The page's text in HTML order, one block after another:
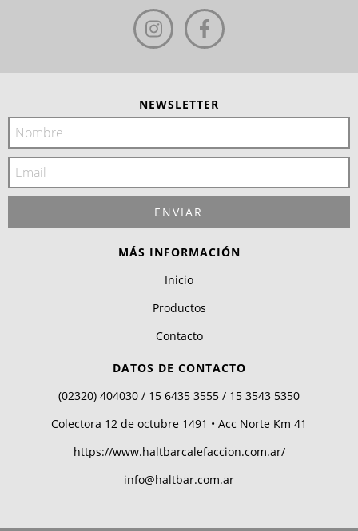
NEWSLETTER
MÁS INFORMACIÓN
Inicio
Productos
Contacto
DATOS DE CONTACTO
(02320) 404030 / 15 6435 3555 / 15 3543 5350
Colectora 12 de octubre 1491 • Acc Norte Km 41
https://www.haltbarcalefaccion.com.ar/
info@haltbar.com.ar